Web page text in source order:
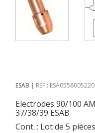
ESAB RÉF : ESA0558005220
Electrodes 90/100
37/38/39 ESAB
Cont. : Lot de 5 pièces